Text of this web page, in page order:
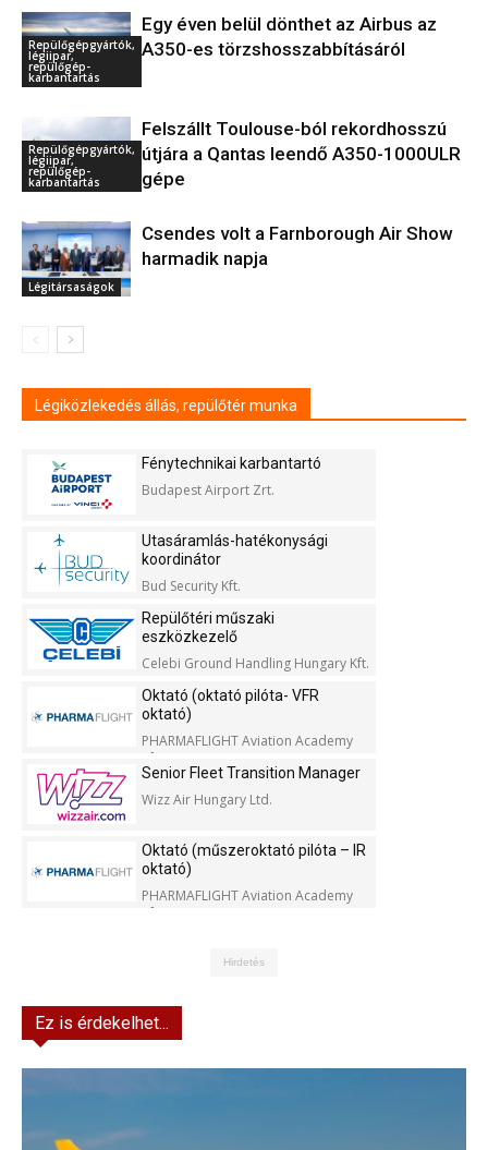
Repülőgépgyártók,
légiipar,
repülőgép-
karbantartás
Egy éven belül dönthet az Airbus az
A350-es törzshosszabbításáról
Repülőgépgyártók,
légiipar,
repülőgép-
karbantartás
Felszállt Toulouse-ból rekordhosszú
útjára a Qantas leendő A350-1000ULR
gépe
Légitársaságok
Csendes volt a Farnborough Air Show
harmadik napja
Légiközlekedés állás, repülőtér munka
Fénytechnikai karbantartó
Budapest Airport Zrt.
Utasáramlás-hatékonysági
koordinátor
Bud Security Kft.
Repülőtéri műszaki
eszközkezelő
Celebi Ground Handling Hungary Kft.
Oktató (oktató pilóta- VFR
oktató)
PHARMAFLIGHT Aviation Academy
Kft.
Senior Fleet Transition Manager
Wizz Air Hungary Ltd.
Oktató (műszeroktató pilóta – IR
oktató)
PHARMAFLIGHT Aviation Academy
Kft.
Hirdetés
Ez is érdekelhet...